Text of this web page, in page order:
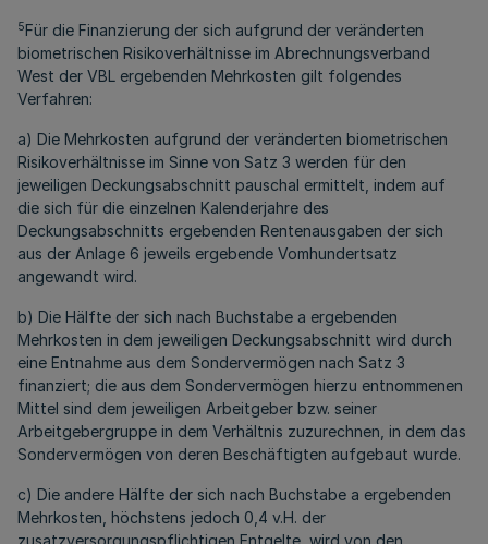
5Für die Finanzierung der sich aufgrund der veränderten
biometrischen Risikoverhältnisse im Abrechnungsverband
West der VBL ergebenden Mehrkosten gilt folgendes
Verfahren:
a) Die Mehrkosten aufgrund der veränderten biometrischen
Risikoverhältnisse im Sinne von Satz 3 werden für den
jeweiligen Deckungsabschnitt pauschal ermittelt, indem auf
die sich für die einzelnen Kalenderjahre des
Deckungsabschnitts ergebenden Rentenausgaben der sich
aus der Anlage 6 jeweils ergebende Vomhundertsatz
angewandt wird.
b) Die Hälfte der sich nach Buchstabe a ergebenden
Mehrkosten in dem jeweiligen Deckungsabschnitt wird durch
eine Entnahme aus dem Sondervermögen nach Satz 3
finanziert; die aus dem Sondervermögen hierzu entnommenen
Mittel sind dem jeweiligen Arbeitgeber bzw. seiner
Arbeitgebergruppe in dem Verhältnis zuzurechnen, in dem das
Sondervermögen von deren Beschäftigten aufgebaut wurde.
c) Die andere Hälfte der sich nach Buchstabe a ergebenden
Mehrkosten, höchstens jedoch 0,4 v.H. der
zusatzversorgungspflichtigen Entgelte, wird von den